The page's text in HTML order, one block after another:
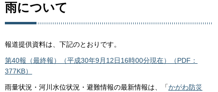
雨について
報道提供資料は、下記のとおりです。
第40報（最終報）（平成30年9月12日16時00分現在）（PDF：
377KB）
雨量状況・河川水位状況・避難情報の最新情報は、「かがわ防災